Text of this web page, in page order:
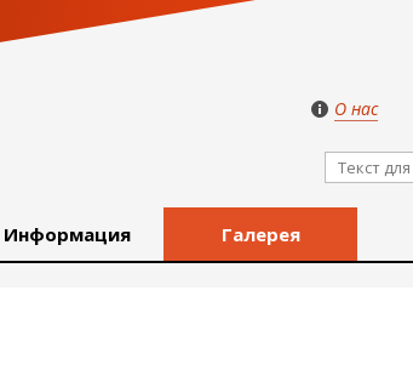
О нас
Информация Галерея